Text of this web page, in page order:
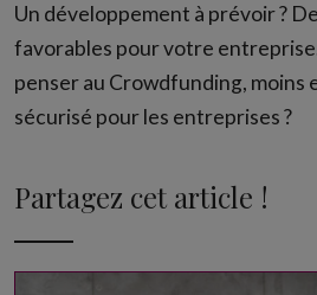
Un développement à prévoir ?
favorables pour votre
penser au Crowdfunding, moins
sécurisé pour les entreprises ?
Partagez cet article !